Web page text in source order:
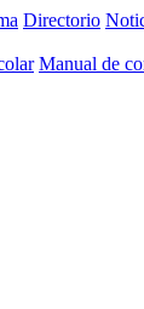
Directorio
Manual de